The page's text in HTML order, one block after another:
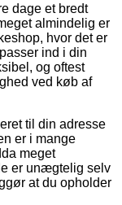
dage et bredt
almindelig er
hvor det er
ind i din
og oftest
ved køb af
til din adresse
er i mange
meget
er unægtelig selv
at du opholder